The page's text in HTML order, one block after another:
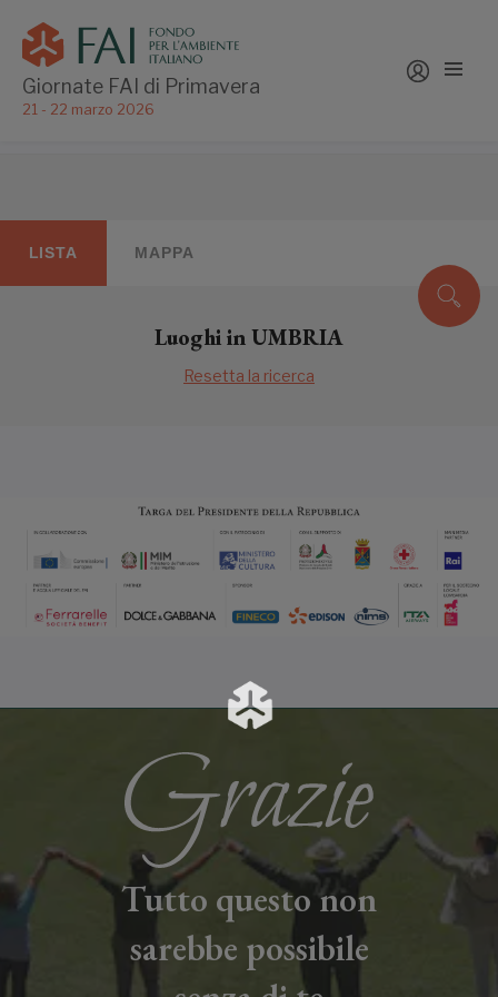
Giornate FAI di Primavera
21 - 22 marzo 2026
LISTA MAPPA
Luoghi in UMBRIA
Resetta la ricerca
Tutto questo non
sarebbe possibile